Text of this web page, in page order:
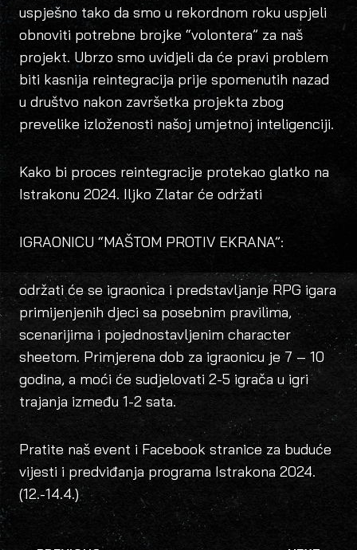
uspješno tako da smo u rekordnom roku uspjeli
obnoviti potrebne brojke “volontera” za naš
projekt. Ubrzo smo uvidjeli da će pravi problem
biti kasnija reintegracija prije spomenutih nazad
u društvo nakon završetka projekta zbog
prevelike izloženosti našoj umjetnoj inteligenciji.
Kako bi proces reintegracije protekao glatko na
Istrakonu 2024. Iljko Zlatar će održati
IGRAONICU “MAŠTOM PROTIV EKRANA”:
održati će se igraonica i predstavljanje RPG igara
primijenjenih djeci sa posebnim pravilima,
scenarijima i pojednostavljenim character
sheetom. Primjerena dob za igraonicu je 7 – 10
godina, a moći će sudjelovati 2-5 igrača u igri
trajanja između 1-2 sata.
Pratite naš event i Facebook stranice za buduće
vijesti i predviđanja programa Istrakona 2024.
(12.-14.4.)